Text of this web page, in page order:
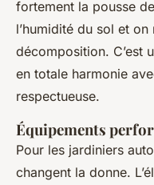
fortement la pousse
l’humidité du sol et
décomposition. C’est
en totale harmonie
respectueuse.
Équipements
Pour les jardiniers
changent la donne.